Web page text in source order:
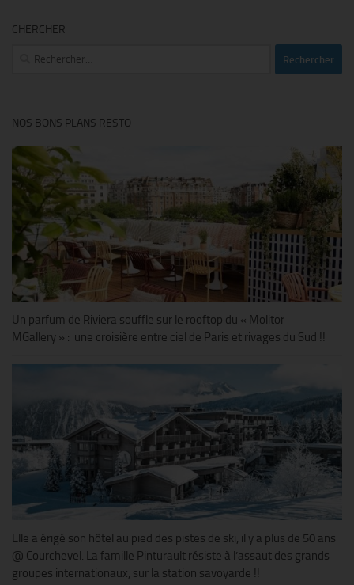
CHERCHER
Rechercher :
NOS BONS PLANS RESTO
Un parfum de Riviera souffle sur le rooftop du « Molitor
MGallery » : une croisière entre ciel de Paris et rivages du Sud !!
Elle a érigé son hôtel au pied des pistes de ski, il y a plus de 50 ans
@ Courchevel. La famille Pinturault résiste à l’assaut des grands
groupes internationaux, sur la station savoyarde !!